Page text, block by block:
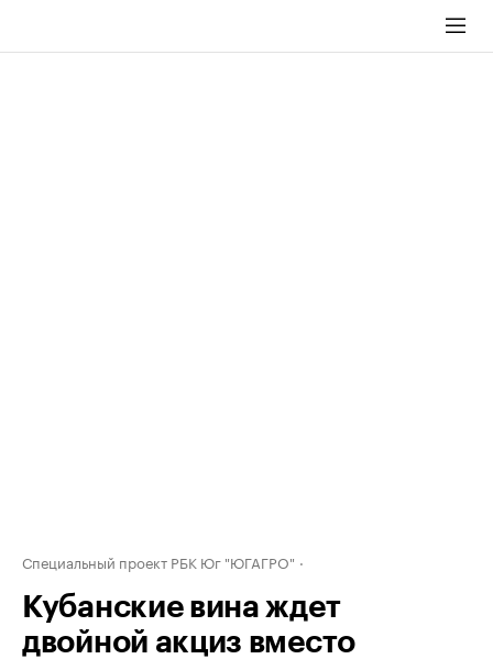
Специальный проект РБК Юг "ЮГАГРО"
Кубанские вина ждет
двойной акциз вместо